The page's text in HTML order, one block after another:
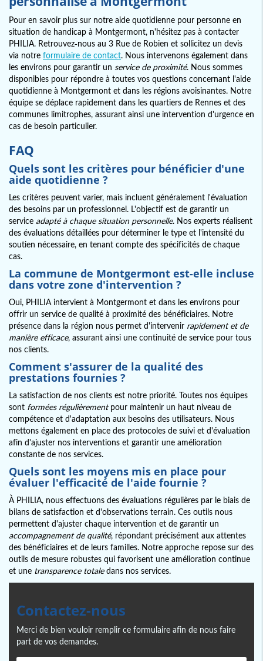
Pour en savoir plus sur notre aide quotidienne pour personne en
situation de handicap à Montgermont, n'hésitez pas à contacter
PHILIA. Retrouvez-nous au 3 Rue de Robien et sollicitez un devis
via notre formulaire de contact. Nous intervenons également dans
les environs pour garantir un service de proximité. Nous sommes
disponibles pour répondre à toutes vos questions concernant l'aide
quotidienne à Montgermont et dans les régions avoisinantes. Notre
équipe se déplace rapidement dans les quartiers de Rennes et des
communes limitrophes, assurant ainsi une intervention d'urgence en
cas de besoin particulier.
FAQ
Quels sont les critères pour bénéficier d'une
aide quotidienne ?
Les critères peuvent varier, mais incluent généralement l'évaluation
des besoins par un professionnel. L'objectif est de garantir un
service adapté à chaque situation personnelle. Nos experts réalisent
des évaluations détaillées pour déterminer le type et l'intensité du
soutien nécessaire, en tenant compte des spécificités de chaque
cas.
La commune de Montgermont est-elle incluse
dans votre zone d'intervention ?
Oui, PHILIA intervient à Montgermont et dans les environs pour
offrir un service de qualité à proximité des bénéficiaires. Notre
présence dans la région nous permet d'intervenir rapidement et de
manière efficace, assurant ainsi une continuité de service pour tous
nos clients.
Comment s'assurer de la qualité des
prestations fournies ?
La satisfaction de nos clients est notre priorité. Toutes nos équipes
sont formées régulièrementpour maintenir un haut niveau de
compétence et d'adaptation aux besoins des utilisateurs. Nous
mettons également en place des protocoles de suivi et d'évaluation
afin d'ajuster nos interventions et garantir une amélioration
constante de nos services.
Quels sont les moyens mis en place pour
évaluer l'efficacité de l'aide fournie ?
À PHILIA, nous effectuons des évaluations régulières par le biais de
bilans de satisfaction et d'observations terrain. Ces outils nous
permettent d'ajuster chaque intervention et de garantir un
accompagnement de qualité, répondant précisément aux attentes
des bénéficiaires et de leurs familles. Notre approche repose sur des
outils de mesure robustes qui favorisent une amélioration continue
et une transparence totaledans nos services.
Contactez-nous
Merci de bien vouloir remplir ce formulaire afin de nous faire
part de vos demandes.